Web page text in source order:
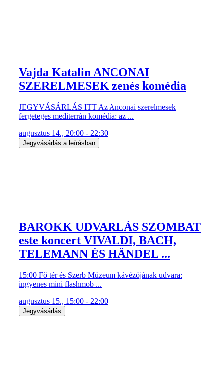
Vajda Katalin ANCONAI
SZERELMESEK zenés komédia
JEGYVÁSÁRLÁS ITT Az Anconai szerelmesek
fergeteges mediterrán komédia: az ...
augusztus 14., 20:00 - 22:30
Jegyvásárlás a leírásban
BAROKK UDVARLÁS SZOMBAT
este koncert VIVALDI, BACH,
TELEMANN ÉS HÄNDEL ...
15:00 Fő tér és Szerb Múzeum kávézójának udvara:
ingyenes mini flashmob ...
augusztus 15., 15:00 - 22:00
Jegyvásárlás